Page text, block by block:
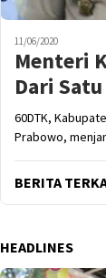
11/06/2020
Menteri
Dari
60DTK,
Prabowo,
BERITA
HEADLINES